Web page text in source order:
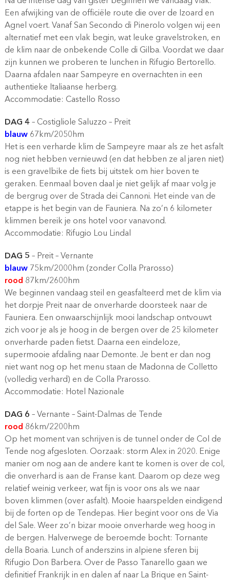
Een afwijking van de officiële route die over de Izoard en
Agnel voert. Vanaf San Secondo di Pinerolo volgen wij een
alternatief met een vlak begin, wat leuke gravelstroken, en
de klim naar de onbekende Colle di Gilba. Voordat we daar
zijn kunnen we proberen te lunchen in Rifugio Bertorello.
Daarna afdalen naar Sampeyre en overnachten in een
authentieke Italiaanse herberg.
Accommodatie: Castello Rosso
DAG 4– Costigliole Saluzzo – Preit
blauw 67km/2050hm
Het is een verharde klim de Sampeyre maar als ze het asfalt
nog niet hebben vernieuwd (en dat hebben ze al jaren niet)
is een gravelbike de fiets bij uitstek om hier boven te
geraken. Eenmaal boven daal je niet gelijk af maar volg je
de bergrug over de Strada dei Cannoni. Het einde van de
etappe is het begin van de Fauniera. Na zo’n 6 kilometer
klimmen bereik je ons hotel voor vanavond.
Accommodatie: Rifugio Lou Lindal
DAG 5 – Preit – Vernante
blauw 75km/2000hm (zonder Colla Prarosso)
rood 87km/2600hm
We beginnen vandaag steil en geasfalteerd met de klim via
het dorpje Preit naar de onverharde doorsteek naar de
Fauniera. Een onwaarschijnlijk mooi landschap ontvouwt
zich voor je als je hoog in de bergen over de 25 kilometer
onverharde paden fietst. Daarna een eindeloze,
supermooie afdaling naar Demonte. Je bent er dan nog
niet want nog op het menu staan de Madonna de Colletto
(volledig verhard) en de Colla Prarosso.
Accommodatie: Hotel Nazionale
DAG 6 – Vernante – Saint-Dalmas de Tende
rood 86km/2200hm
Op het moment van schrijven is de tunnel onder de Col de
Tende nog afgesloten. Oorzaak: storm Alex in 2020. Enige
manier om nog aan de andere kant te komen is over de col,
die onverhard is aan de Franse kant. Daarom op deze weg
relatief weinig verkeer, wat fijn is voor ons als we naar
boven klimmen (over asfalt). Mooie haarspelden eindigend
bij de forten op de Tendepas. Hier begint voor ons de Via
del Sale. Weer zo’n bizar mooie onverharde weg hoog in
de bergen. Halverwege de beroemde bocht: Tornante
della Boaria. Lunch of anderszins in alpiene sferen bij
Rifugio Don Barbera. Over de Passo Tanarello gaan we
definitief Frankrijk in en dalen af naar La Brique en Saint-